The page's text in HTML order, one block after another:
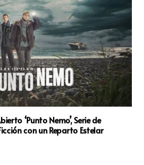
‘Punto Nemo’, Serie de
con un Reparto Estelar